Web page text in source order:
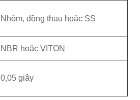
Nhôm, đồng thau hoặc SS
NBR hoặc VITON
0,05 giây